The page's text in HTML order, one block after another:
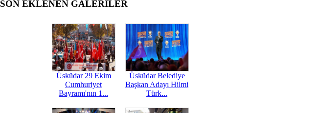
SON EKLENEN GALERİLER
Üsküdar 29 Ekim
Cumhuriyet
Bayramı'nın 1...
Üsküdar Belediye
Başkan Adayı Hilmi
Türk...